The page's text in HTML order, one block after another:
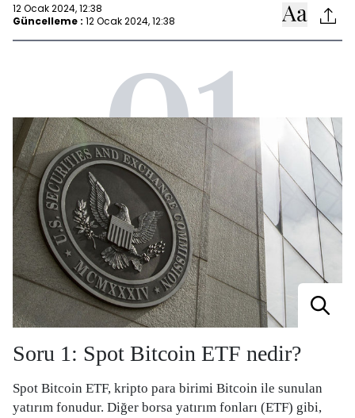
12 Ocak 2024, 12:38
Güncelleme : 12 Ocak 2024, 12:38
01
Soru 1: Spot Bitcoin ETF nedir?
Spot Bitcoin ETF, kripto para birimi Bitcoin ile sunulan
yatırım fonudur. Diğer borsa yatırım fonları (ETF) gibi,